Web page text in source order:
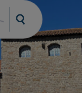
Moteur de